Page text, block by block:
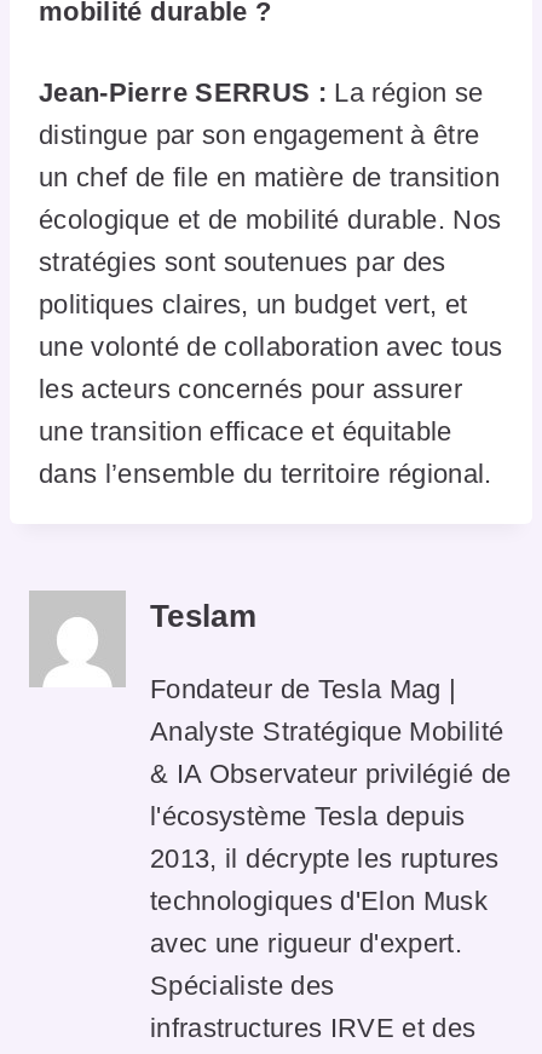
mobilité durable ?
Jean-Pierre SERRUS : La région se
distingue par son engagement à être
un chef de file en matière de transition
écologique et de mobilité durable. Nos
stratégies sont soutenues par des
politiques claires, un budget vert, et
une volonté de collaboration avec tous
les acteurs concernés pour assurer
une transition efficace et équitable
dans l’ensemble du territoire régional.
Teslam
Fondateur de Tesla Mag |
Analyste Stratégique Mobilité
& IA Observateur privilégié de
l'écosystème Tesla depuis
2013, il décrypte les ruptures
technologiques d'Elon Musk
avec une rigueur d'expert.
Spécialiste des
infrastructures IRVE et des